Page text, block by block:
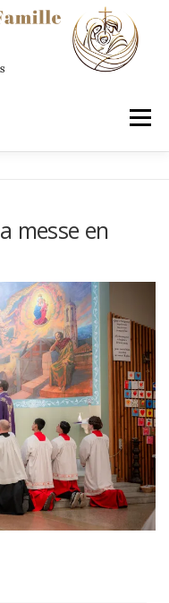
Menu
messe en